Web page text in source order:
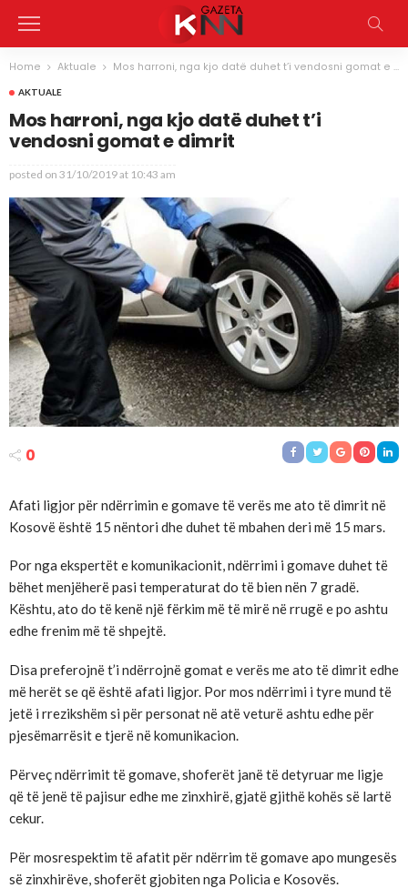
Home Aktuale Mos harroni, nga kjo datë duhet t’i vendosni gomat e dimrit
AKTUALE
Mos harroni, nga kjo datë duhet t’i
vendosni gomat e dimrit
posted on 31/10/2019 at 10:43 am
0
Afati ligjor për ndërrimin e gomave të verës me ato të dimrit në
Kosovë është 15 nëntori dhe duhet të mbahen deri më 15 mars.
Por nga ekspertët e komunikacionit, ndërrimi i gomave duhet të
bëhet menjëherë pasi temperaturat do të bien nën 7 gradë.
Kështu, ato do të kenë një fërkim më të mirë në rrugë e po ashtu
edhe frenim më të shpejtë.
Disa preferojnë t’i ndërrojnë gomat e verës me ato të dimrit edhe
më herët se që është afati ligjor. Por mos ndërrimi i tyre mund të
jetë i rrezikshëm si për personat në atë veturë ashtu edhe për
pjesëmarrësit e tjerë në komunikacion.
Përveç ndërrimit të gomave, shoferët janë të detyruar me ligje
që të jenë të pajisur edhe me zinxhirë, gjatë gjithë kohës së lartë
cekur.
Për mosrespektim të afatit për ndërrim të gomave apo mungesës
së zinxhirëve, shoferët gjobiten nga Policia e Kosovës.